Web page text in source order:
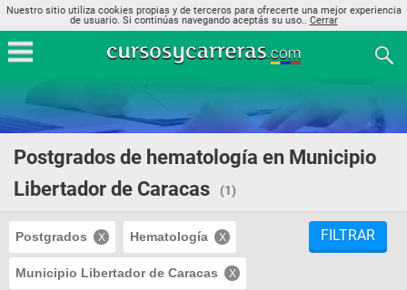
Nuestro sitio utiliza cookies propias y de terceros para ofrecerte una mejor experiencia
de usuario. Si continúas navegando aceptás su uso.. Cerrar
Postgrados de hematología en Municipio
Libertador de Caracas
(1)
Postgrados Hematología
Municipio Libertador de Caracas
FILTRAR